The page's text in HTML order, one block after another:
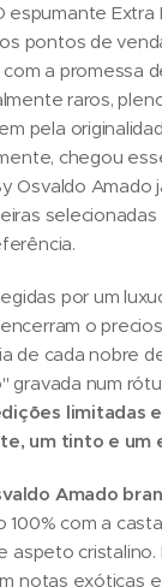
espumante
pontos de
a promessa
raros,
pela
chegou
Osvaldo Amado
por um
o
de cada nobre
gravada num
limitadas
um tinto e um
Amado
100% com a
aspeto
notas exóticas